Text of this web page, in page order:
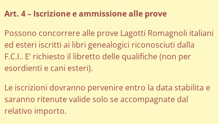
Art. 4 – Iscrizione e ammissione alle prove
Possono concorrere alle prove Lagotti Romagnoli italiani
ed esteri iscritti ai libri genealogici riconosciuti dalla
F.C.I.. E’ richiesto il libretto delle qualifiche (non per
esordienti e cani esteri).
Le iscrizioni dovranno pervenire entro la data stabilita e
saranno ritenute valide solo se accompagnate dal
relativo importo.